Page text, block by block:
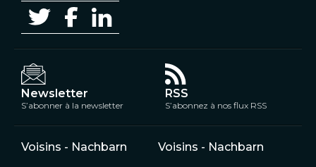
Newsletter
S’abonner à la newsletter
RSS
S’abonnez à nos flux RSS
Voisins - Nachbarn Voisins - Nachbarn